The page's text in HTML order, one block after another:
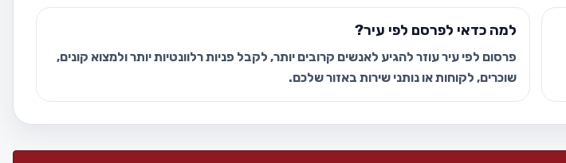
למה כדאי לפרסם לפי עיר?
פרסום לפי עיר עוזר להגיע לאנשים קרובים יותר, לקבל פניות רלוונטיות יותר ולמצוא קונים,
שוכרים, לקוחות או נותני שירות באזור שלכם.